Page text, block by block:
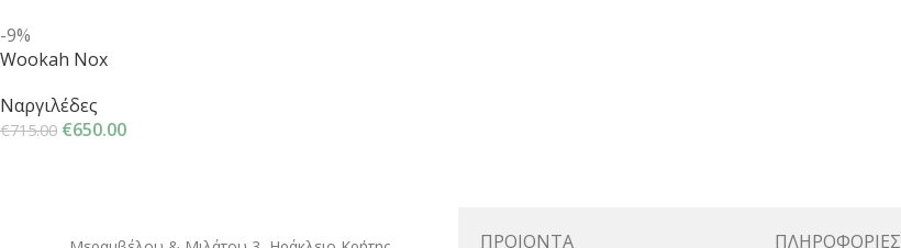
-9%
Wookah Nox
Ναργιλέδες
€715.00 €650.00
ΠΡΟΙΌΝΤΑ ΠΛΗΡΟΦΟΡΊΕΣ